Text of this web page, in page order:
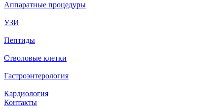
Аппаратные процедуры
УЗИ
Пептиды
Стволовые клетки
Гастроэнтерология
Кардиология
Контакты